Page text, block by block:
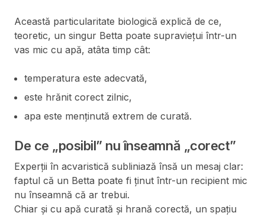
Această particularitate biologică explică de ce,
teoretic, un singur Betta poate supraviețui într-un
vas mic cu apă, atâta timp cât:
temperatura este adecvată,
este hrănit corect zilnic,
apa este menținută extrem de curată.
De ce „posibil” nu înseamnă „corect”
Experții în acvaristică subliniază însă un mesaj clar:
faptul că un Betta poate fi ținut într-un recipient mic
nu înseamnă că ar trebui.
Chiar și cu apă curată și hrană corectă, un spațiu